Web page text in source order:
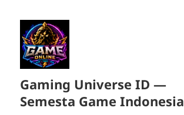
Gaming Universe ID —
Semesta Game Indonesia